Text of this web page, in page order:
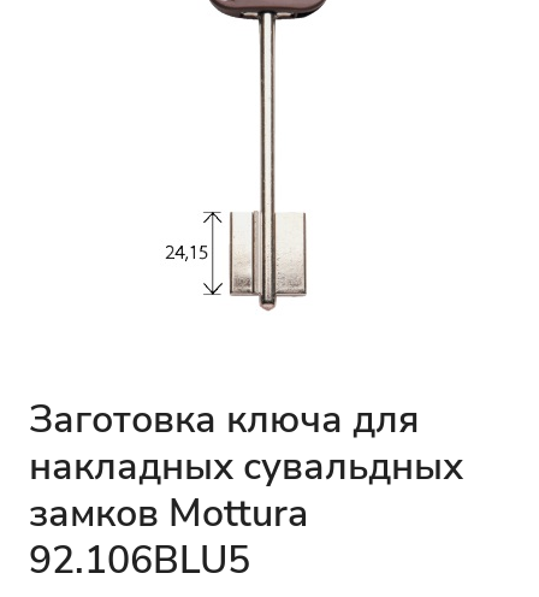
Заготовка ключа для
накладных сувальдных
замков Mottura
92.106BLU5